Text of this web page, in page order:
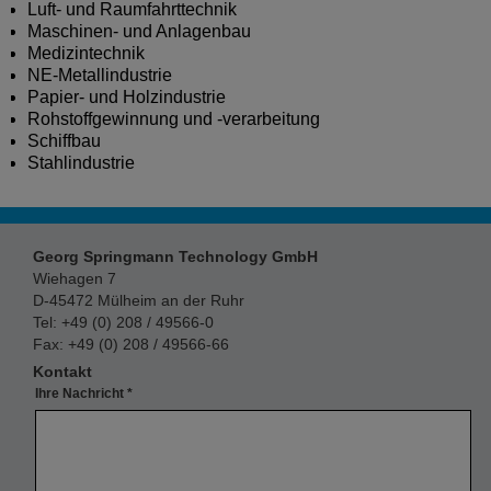
Luft- und Raumfahrttechnik
Maschinen- und Anlagenbau
Medizintechnik
NE-Metallindustrie
Papier- und Holzindustrie
Rohstoffgewinnung und -verarbeitung
Schiffbau
Stahlindustrie
Georg Springmann Technology GmbH
Wiehagen 7
D-45472 Mülheim an der Ruhr
Tel: +49 (0) 208 / 49566-0
Fax: +49 (0) 208 / 49566-66
Kontakt
Ihre Nachricht *